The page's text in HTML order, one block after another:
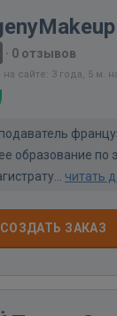
· 0 отзывов
сайте: 3 года, 5 м.
образование по
читать
СОЗДАТЬ ЗАКАЗ